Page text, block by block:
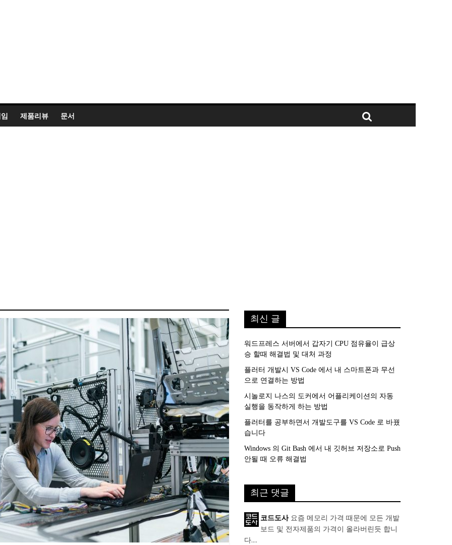
제품리뷰 문서
최신 글
워드프레스 서버에서 갑자기 CPU 점유율이 급상
승 할때 해결법 및 대처 과정
플러터 개발시 VS Code 에서 내 스마트폰과 무선
으로 연결하는 방법
시놀로지 나스의 도커에서 어플리케이션의 자동
실행을 동작하게 하는 방법
플러터를 공부하면서 개발도구를 VS Code 로 바꿨
습니다
Windows 의 Git Bash 에서 내 깃허브 저장소로 Push
안될 때 오류 해결법
최근 댓글
코드도사 요즘 메모리 가격 때문에 모든 개발
보드 및 전자제품의 가격이 올라버린듯 합니
다....